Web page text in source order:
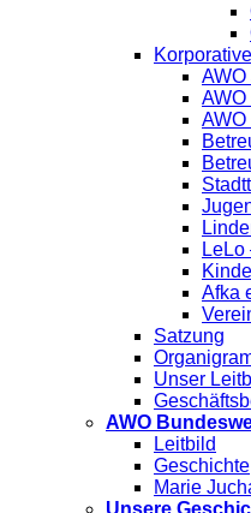
AWO
AWO
LeLo
Afka
Satzung
Unser
AWO
Leitbild
Geschichte
Marie
Unsere